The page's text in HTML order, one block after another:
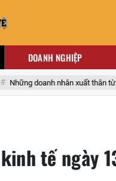
DOANH NGHIỆP
doanh nhân xuất thân từ nhà
tế ngày